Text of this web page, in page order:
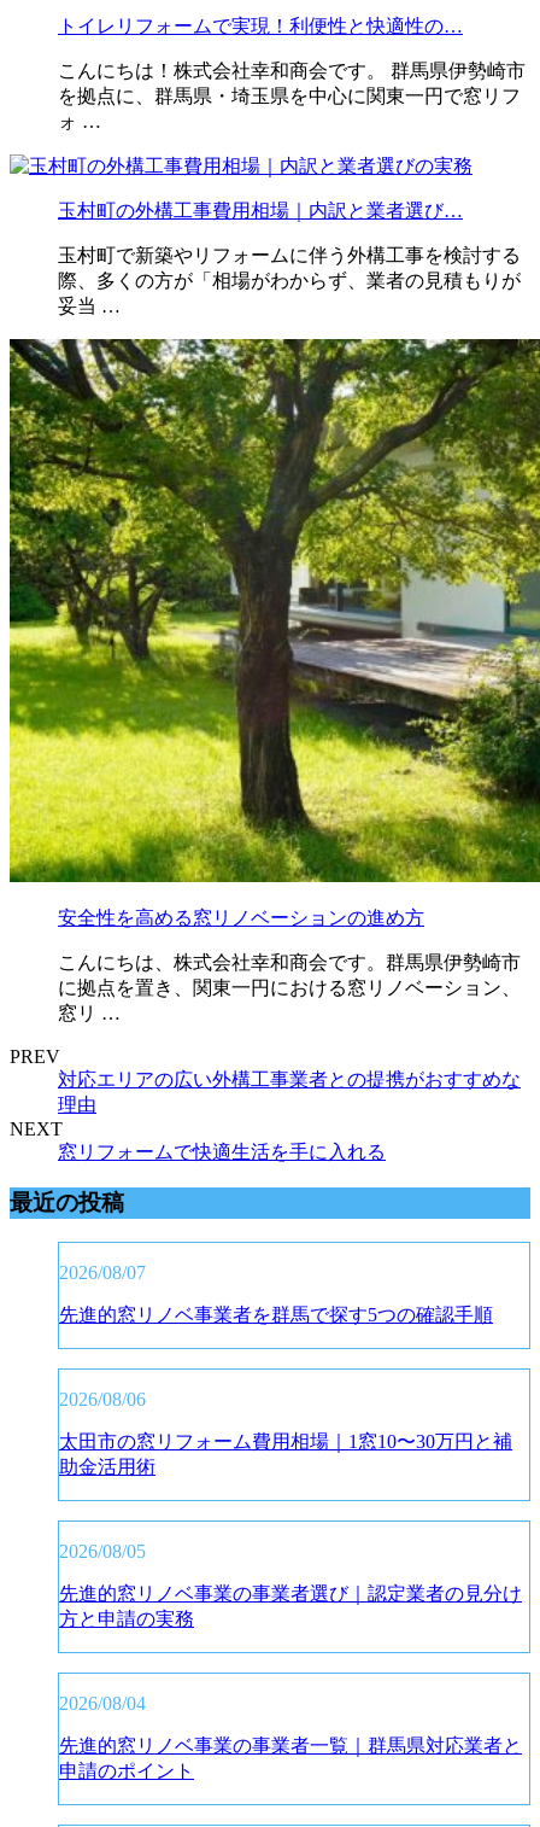
トイレリフォームで実現！利便性と快適性の…
こんにちは！株式会社幸和商会です。 群馬県伊勢崎市
を拠点に、群馬県・埼玉県を中心に関東一円で窓リフ
ォ …
玉村町の外構工事費用相場｜内訳と業者選び…
玉村町で新築やリフォームに伴う外構工事を検討する
際、多くの方が「相場がわからず、業者の見積もりが
妥当 …
安全性を高める窓リノベーションの進め方
こんにちは、株式会社幸和商会です。群馬県伊勢崎市
に拠点を置き、関東一円における窓リノベーション、
窓リ …
PREV
対応エリアの広い外構工事業者との提携がおすすめな
理由
NEXT
窓リフォームで快適生活を手に入れる
最近の投稿
2026/08/07
先進的窓リノベ事業者を群馬で探す5つの確認手順
2026/08/06
太田市の窓リフォーム費用相場｜1窓10〜30万円と補
助金活用術
2026/08/05
先進的窓リノベ事業の事業者選び｜認定業者の見分け
方と申請の実務
2026/08/04
先進的窓リノベ事業の事業者一覧｜群馬県対応業者と
申請のポイント